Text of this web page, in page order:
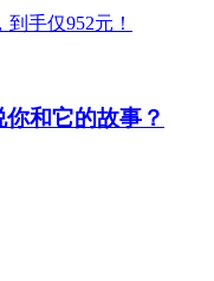
和它的故事？